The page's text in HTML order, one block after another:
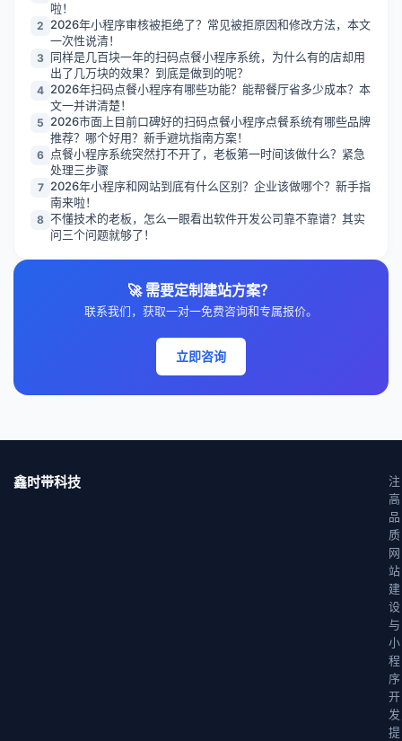
啦！
2 2026年小程序审核被拒绝了？常见被拒原因和修改方法，本文
一次性说清！
3 同样是几百块一年的扫码点餐小程序系统，为什么有的店却用
出了几万块的效果？到底是做到的呢？
4 2026年扫码点餐小程序有哪些功能？能帮餐厅省多少成本？本
文一并讲清楚！
5 2026市面上目前口碑好的扫码点餐小程序点餐系统有哪些品牌
推荐？哪个好用？新手避坑指南方案！
6 点餐小程序系统突然打不开了，老板第一时间该做什么？紧急
处理三步骤
7 2026年小程序和网站到底有什么区别？企业该做哪个？新手指
南来啦！
8 不懂技术的老板，怎么一眼看出软件开发公司靠不靠谱？其实
问三个问题就够了！
🚀 需要定制建站方案？
联系我们，获取一对一免费咨询和专属报价。
立即咨询
鑫时带科技
注
高
品
质
网
站
建
设
与
小
程
序
开
提